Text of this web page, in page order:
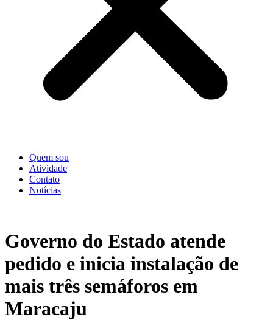
Quem sou
Atividade
Contato
Notícias
Governo do Estado atende
pedido e inicia instalação de
mais três semáforos em
Maracaju